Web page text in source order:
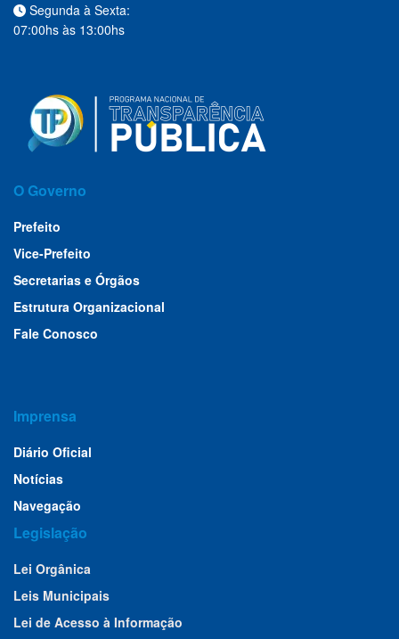
Segunda à Sexta:
07:00hs às 13:00hs
O Governo
Prefeito
Vice-Prefeito
Secretarias e Órgãos
Estrutura Organizacional
Fale Conosco
Imprensa
Diário Oficial
Notícias
Navegação
Legislação
Lei Orgânica
Leis Municipais
Lei de Acesso à Informação